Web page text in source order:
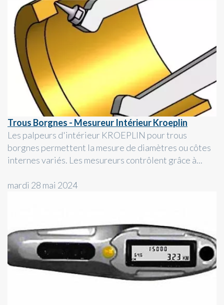
Trous Borgnes - Mesureur Intérieur Kroeplin
Les palpeurs d'intérieur KROEPLIN pour trous
borgnes permettent la mesure de diamètres ou côtes
internes variés. Les mesureurs contrôlent grâce à...
mardi 28 mai 2024